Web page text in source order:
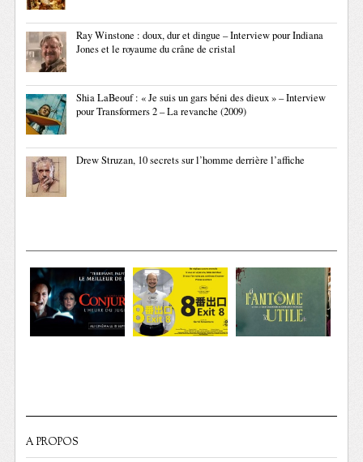
Ray Winstone : doux, dur et dingue – Interview pour Indiana
Jones et le royaume du crâne de cristal
Shia LaBeouf : « Je suis un gars béni des dieux » – Interview
pour Transformers 2 – La revanche (2009)
Drew Struzan, 10 secrets sur l’homme derrière l’affiche
A PROPOS